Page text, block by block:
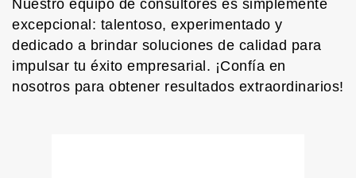
Nuestro equipo de consultores es simplemente
excepcional: talentoso, experimentado y
dedicado a brindar soluciones de calidad para
impulsar tu éxito empresarial. ¡Confía en
nosotros para obtener resultados extraordinarios!